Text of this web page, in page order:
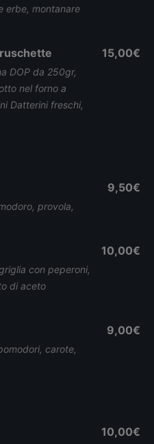
erbe, montanare
DOP da 250gr,
nel forno a
Datterini freschi,
15,00€
provola,
9,50€
con peperoni,
di aceto
10,00€
carote,
9,00€
10,00€